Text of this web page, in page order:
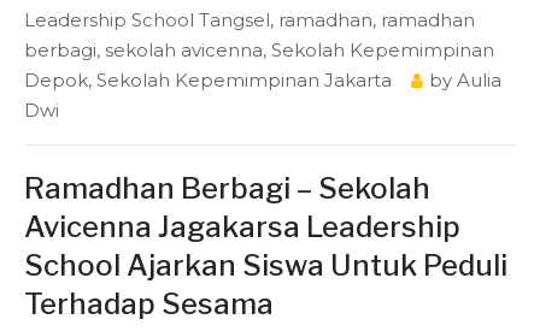
Leadership School Tangsel, ramadhan, ramadhan
berbagi, sekolah avicenna, Sekolah Kepemimpinan
Depok, Sekolah Kepemimpinan Jakarta by Aulia
Dwi
Ramadhan Berbagi – Sekolah
Avicenna Jagakarsa Leadership
School Ajarkan Siswa Untuk Peduli
Terhadap Sesama